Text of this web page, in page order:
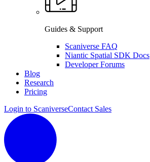
Guides & Support
Scaniverse FAQ
Niantic Spatial SDK Docs
Developer Forums
Blog
Research
Pricing
Login to ScaniverseContact Sales